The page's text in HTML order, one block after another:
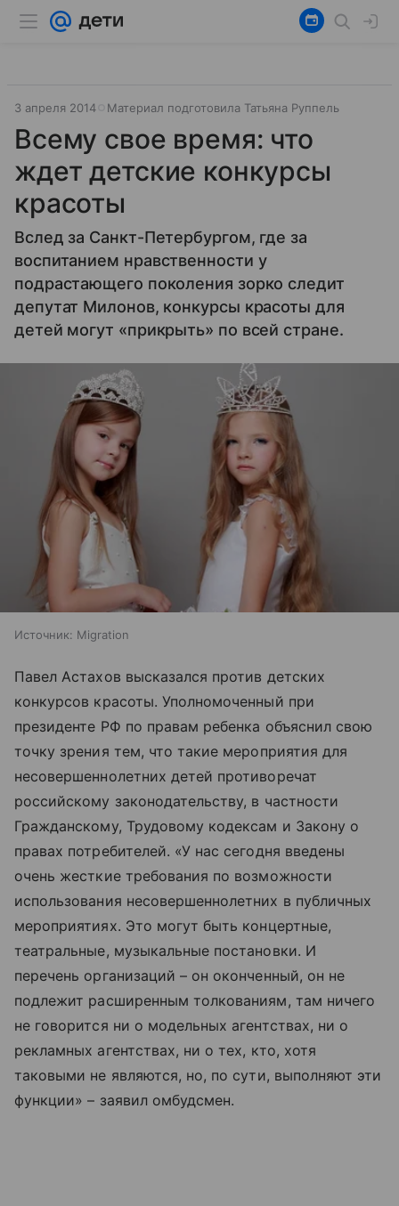
3 апреля 2014 Материал подготовила Татьяна Руппель
Всему свое время: что
ждет детские конкурсы
красоты
Вслед за Санкт-Петербургом, где за
воспитанием нравственности у
подрастающего поколения зорко следит
депутат Милонов, конкурсы красоты для
детей могут «прикрыть» по всей стране.
Источник: Migration
Павел Астахов высказался против детских
конкурсов красоты. Уполномоченный при
президенте РФ по правам ребенка объяснил свою
точку зрения тем, что такие мероприятия для
несовершеннолетних детей противоречат
российскому законодательству, в частности
Гражданскому, Трудовому кодексам и Закону о
правах потребителей. «У нас сегодня введены
очень жесткие требования по возможности
использования несовершеннолетних в публичных
мероприятиях. Это могут быть концертные,
театральные, музыкальные постановки. И
перечень организаций – он оконченный, он не
подлежит расширенным толкованиям, там ничего
не говорится ни о модельных агентствах, ни о
рекламных агентствах, ни о тех, кто, хотя
таковыми не являются, но, по сути, выполняют эти
функции» – заявил омбудсмен.